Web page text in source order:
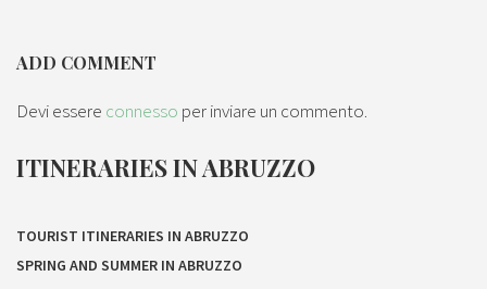
ADD COMMENT
Devi essere connesso per inviare un commento.
ITINERARIES IN ABRUZZO
TOURIST ITINERARIES IN ABRUZZO
SPRING AND SUMMER IN ABRUZZO